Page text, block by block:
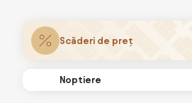
Scăderi de preț
Noptiere